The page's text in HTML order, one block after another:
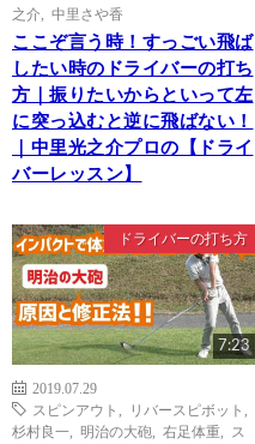
之介
中里さや香
ここぞ言う時！すっごい飛ば
したい時のドライバーの打ち
方｜振りたいからといって左
に突っ込むと逆に飛ばない！
｜中里光之介プロの【ドライ
バーレッスン】
ドライバーの打ち方
7:23
2019.07.29
スピンアウト
リバースピボット
杉村良一
明治の大砲 右足体重
ス